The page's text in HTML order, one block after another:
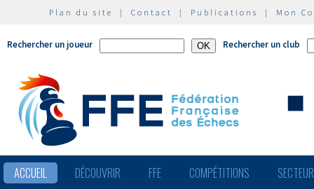
Plan du site | Contact | Publications | Mon
Rechercher un joueur Rechercher un club
ACCUEIL DÉCOUVRIR FFE COMPÉTITIONS